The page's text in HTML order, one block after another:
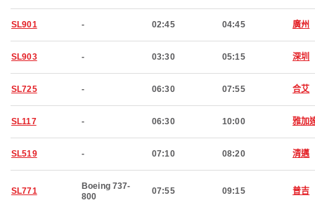
SL901 - 02:45 04:45 廣州
SL903 - 03:30 05:15 深圳
SL725 - 06:30 07:55 合艾
SL117 - 06:30 10:00 雅加
SL519 - 07:10 08:20 清邁
SL771
Boeing 737-
800
07:55 09:15 普吉